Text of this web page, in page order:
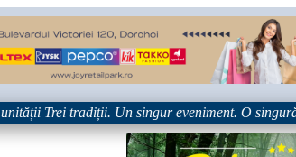
tradiții. Un singur eveniment. O singură